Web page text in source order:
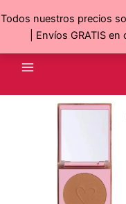
Todos nuestros precios
| Envíos GRATIS
al
contenido